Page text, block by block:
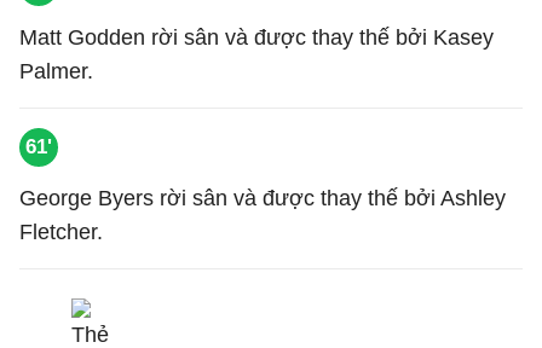
Matt Godden rời sân và được thay thế bởi Kasey
Palmer.
61'
George Byers rời sân và được thay thế bởi Ashley
Fletcher.